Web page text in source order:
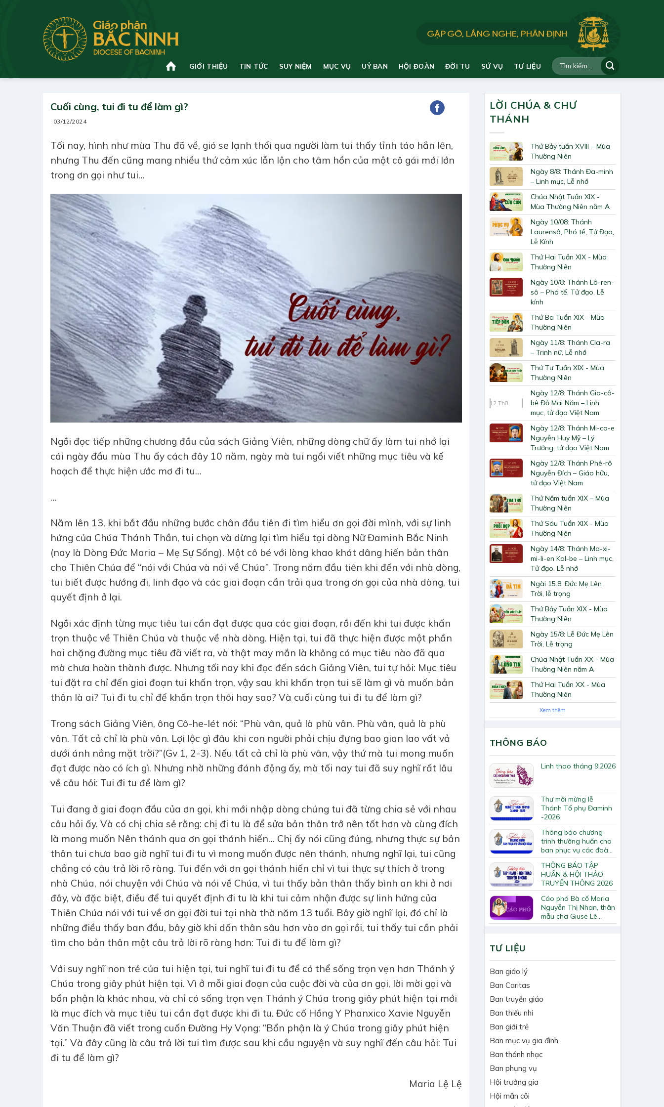
GIỚI THIỆU TIN TỨC SUY NIỆM MỤC VỤ UỶ BAN HỘI ĐOÀN ĐỜI TU SỨ VỤ TƯ LIỆU
Cuối cùng, tui đi tu để làm gì?
03/12/2024
Tối nay, hình như mùa Thu đã về, gió se lạnh thổi qua người làm tui thấy tỉnh táo hẳn lên,
nhưng Thu đến cũng mang nhiều thứ cảm xúc lẫn lộn cho tâm hồn của một cô gái mới lớn
trong ơn gọi như tui…
Ngồi đọc tiếp những chương đầu của sách Giảng Viên, những dòng chữ ấy làm tui nhớ lại
cái ngày đầu mùa Thu ấy cách đây 10 năm, ngày mà tui ngồi viết những mục tiêu và kế
hoạch để thực hiện ước mơ đi tu…
…
Năm lên 13, khi bắt đầu những bước chân đầu tiên đi tìm hiểu ơn gọi đời mình, với sự linh
hứng của Chúa Thánh Thần, tui chọn và dừng lại tìm hiểu tại dòng Nữ Đaminh Bắc Ninh
(nay là Dòng Đức Maria – Mẹ Sự Sống). Một cô bé với lòng khao khát dâng hiến bản thân
cho Thiên Chúa để “nói với Chúa và nói về Chúa”. Trong năm đầu tiên khi đến với nhà dòng,
tui biết được hướng đi, linh đạo và các giai đoạn cần trải qua trong ơn gọi của nhà dòng, tui
quyết định ở lại.
Ngồi xác định từng mục tiêu tui cần đạt được qua các giai đoạn, rồi đến khi tui được khấn
trọn thuộc về Thiên Chúa và thuộc về nhà dòng. Hiện tại, tui đã thực hiện được một phần
hai chặng đường mục tiêu đã viết ra, và thật may mắn là không có mục tiêu nào đã qua
mà chưa hoàn thành được. Nhưng tối nay khi đọc đến sách Giảng Viên, tui tự hỏi: Mục tiêu
tui đặt ra chỉ đến giai đoạn tui khấn trọn, vậy sau khi khấn trọn tui sẽ làm gì và muốn bản
thân là ai? Tui đi tu chỉ để khấn trọn thôi hay sao? Và cuối cùng tui đi tu để làm gì?
Trong sách Giảng Viên, ông Cô-he-lét nói: “Phù vân, quả là phù vân. Phù vân, quả là phù
vân. Tất cả chỉ là phù vân. Lợi lộc gì đâu khi con người phải chịu đựng bao gian lao vất vả
dưới ánh nắng mặt trời?”(Gv 1, 2-3). Nếu tất cả chỉ là phù vân, vậy thứ mà tui mong muốn
đạt được nào có ích gì. Nhưng nhờ những đánh động ấy, mà tối nay tui đã suy nghĩ rất lâu
về câu hỏi: Tui đi tu để làm gì?
Tui đang ở giai đoạn đầu của ơn gọi, khi mới nhập dòng chúng tui đã từng chia sẻ với nhau
câu hỏi ấy. Và có chị chia sẻ rằng: chị đi tu là để sửa bản thân trở nên tốt hơn và cùng đích
là mong muốn Nên thánh qua ơn gọi thánh hiến… Chị ấy nói cũng đúng, nhưng thực sự bản
thân tui chưa bao giờ nghĩ tui đi tu vì mong muốn được nên thánh, nhưng nghĩ lại, tui cũng
chẳng có câu trả lời rõ ràng. Tui đến với ơn gọi thánh hiến chỉ vì tui thực sự thích ở trong
nhà Chúa, nói chuyện với Chúa và nói về Chúa, vì tui thấy bản thân thấy bình an khi ở nơi
đây, và đặc biệt, điều để tui quyết định đi tu là khi tui cảm nhận được sự linh hứng của
Thiên Chúa nói với tui về ơn gọi đời tui tại nhà thờ năm 13 tuổi. Bây giờ nghĩ lại, đó chỉ là
những điều thấy ban đầu, bây giờ khi dấn thân sâu hơn vào ơn gọi rồi, tui thấy tui cần phải
tìm cho bản thân một câu trả lời rõ ràng hơn: Tui đi tu để làm gì?
Với suy nghĩ non trẻ của tui hiện tại, tui nghĩ tui đi tu để có thể sống trọn vẹn hơn Thánh ý
Chúa trong giây phút hiện tại. Vì ở mỗi giai đoạn của cuộc đời và của ơn gọi, lời mời gọi và
bổn phận là khác nhau, và chỉ có sống trọn vẹn Thánh ý Chúa trong giây phút hiện tại mới
là mục đích và mục tiêu tui cần đạt được khi đi tu. Đức cố Hồng Y Phanxico Xavie Nguyễn
Văn Thuận đã viết trong cuốn Đường Hy Vọng: “Bổn phận là ý Chúa trong giây phút hiện
tại.” Và đây cũng là câu trả lời tui tìm được sau khi cầu nguyện và suy nghĩ đến câu hỏi: Tui
đi tu để làm gì?
Maria Lệ Lệ
LỜI CHÚA & CHƯ
THÁNH
Thứ Bảy tuần XVIII – Mùa
Thường Niên
Ngày 8/8: Thánh Đa-minh
– Linh mục, Lễ nhớ
Chúa Nhật Tuần XIX -
Mùa Thường Niên năm A
Ngày 10/08: Thánh
Laurensô, Phó tế, Tử Đạo,
Lễ Kính
Thứ Hai Tuần XIX - Mùa
Thường Niên
Ngày 10/8: Thánh Lô-ren-
sô – Phó tế, Tử đạo, Lễ
kính
Thứ Ba Tuần XIX - Mùa
Thường Niên
Ngày 11/8: Thánh Cla-ra
– Trinh nữ, Lễ nhớ
Thứ Tư Tuần XIX - Mùa
Thường Niên
12 Th8
Ngày 12/8: Thánh Gia-cô-
bê Đỗ Mai Năm – Linh
mục, tử đạo Việt Nam
Ngày 12/8: Thánh Mi-ca-e
Nguyễn Huy Mỹ – Lý
Trưởng, tử đạo Việt Nam
Ngày 12/8: Thánh Phê-rô
Nguyễn Đích – Giáo hữu,
tử đạo Việt Nam
Thứ Năm tuần XIX – Mùa
Thường Niên
Thứ Sáu Tuần XIX - Mùa
Thường Niên
Ngày 14/8: Thánh Ma-xi-
mi-li-en Kol-be – Linh mục,
Tử đạo, Lễ nhớ
Ngài 15.8: Đức Mẹ Lên
Trời, lễ trọng
Thứ Bảy Tuần XIX - Mùa
Thường Niên
Ngày 15/8: Lễ Đức Mẹ Lên
Trời, Lễ trọng
Chúa Nhật Tuần XX - Mùa
Thường Niên năm A
Thứ Hai Tuần XX - Mùa
Thường Niên
Xem thêm
THÔNG BÁO
Linh thao tháng 9.2026
Thư mời mừng lễ
Thánh Tổ phụ Đaminh
-2026
Thông báo chương
trình thường huấn cho
ban phục vụ các đoàn
hội Tông huấn về loan
báo Tin Mừng
THÔNG BÁO TẬP
HUẤN & HỘI THẢO
TRUYỀN THÔNG 2026
Cáo phó Bà cố Maria
Nguyễn Thị Nhan, thân
mẫu cha Giuse Lê
Quốc Chinh
TƯ LIỆU
Ban giáo lý
Ban Caritas
Ban truyền giáo
Ban thiếu nhi
Ban giới trẻ
Ban mục vụ gia đình
Ban thánh nhạc
Ban phụng vụ
Hội trưởng gia
Hội mân côi